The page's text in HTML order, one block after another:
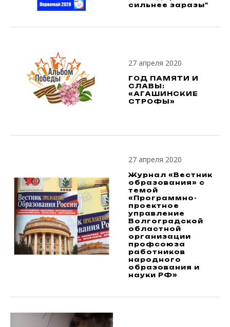
сильнее заразы"
27 апреля 2020
ГОД ПАМЯТИ И
СЛАВЫ:
«АГАШИНСКИЕ
СТРОФЫ»
27 апреля 2020
Журнал «Вестник
образования» с
темой
«Программно-
проектное
управление
Волгоградской
областной
организации
профсоюза
работников
народного
образования и
науки РФ»